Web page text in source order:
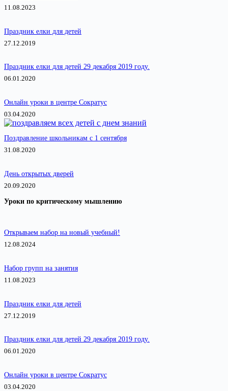
11.08.2023
Праздник елки для детей
27.12.2019
Праздник елки для детей 29 декабря 2019 году.
06.01.2020
Онлайн уроки в центре Сократус
03.04.2020
Поздравление школьникам с 1 сентября
31.08.2020
День открытых дверей
20.09.2020
Уроки по критическому мышлению
Открываем набор на новый учебный!
12.08.2024
Набор групп на занятия
11.08.2023
Праздник елки для детей
27.12.2019
Праздник елки для детей 29 декабря 2019 году.
06.01.2020
Онлайн уроки в центре Сократус
03.04.2020